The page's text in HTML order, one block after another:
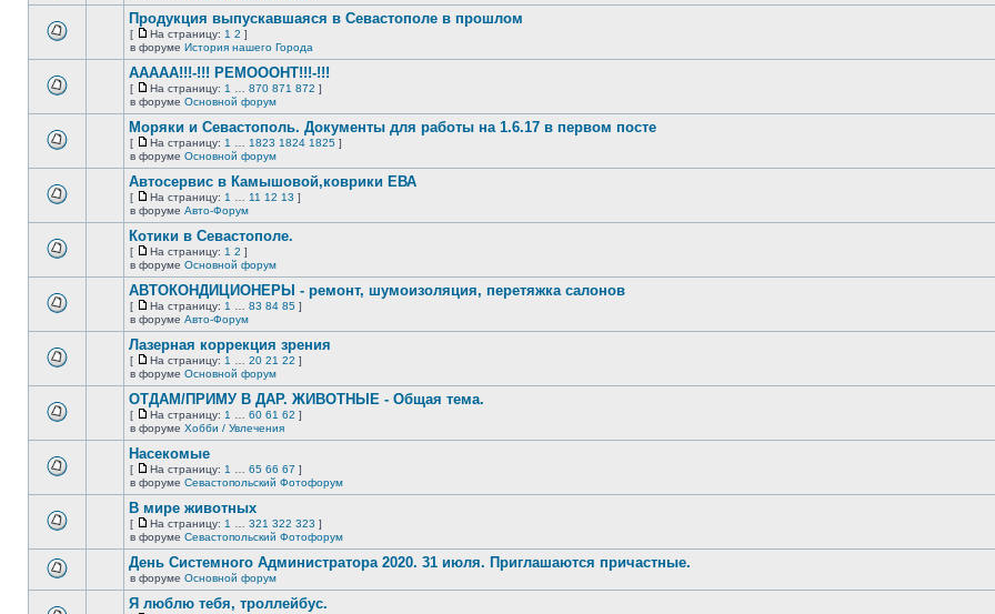
непрочитанных
сообщений.
непрочитанных
сообщений.
этой
непрочитанных
сообщений.
Продукция выпускавшаяся в Севастополе в прошлом
[
На
страницу
На страницу: 1 2 ]
в форуме История нашего Города
этой
непрочитанных
ААААА!!!-!!! РЕМОООНТ!!!-!!!
[
На
страницу
На страницу: 1 870 871 872 ]
в форуме Основной форум
этой
непрочитанных
сообщений.
Моряки и Севастополь. Документы для работы на 1.6.17 в первом посте
[
На
страницу
На страницу: 1 1823 1824 1825 ]
в форуме Основной форум
этой
непрочитанных
Автосервис в Камышовой,коврики ЕВА
[
На
страницу
На страницу: 1 11 12 13 ]
в форуме Авто-Форум
этой
непрочитанных
сообщений.
Котики в Севастополе.
[
На
страницу
На страницу: 1 2 ]
в форуме Основной форум
этой
непрочитанных
сообщений.
АВТОКОНДИЦИОНЕРЫ - ремонт, шумоизоляция, перетяжка салонов
[
На
страницу
На страницу: 1 83 84 85 ]
в форуме Авто-Форум
этой
непрочитанных
сообщений.
Лазерная коррекция зрения
[
На
страницу
На страницу: 1 20 21 22 ]
в форуме Основной форум
этой
непрочитанных
сообщений.
ОТДАМ/ПРИМУ В ДАР. ЖИВОТНЫЕ - Общая тема.
[
На
страницу
На страницу: 1 60 61 62 ]
в форуме Хобби / Увлечения
этой
непрочитанных
сообщений.
Насекомые
[
На
страницу
На страницу: 1 65 66 67 ]
в форуме Севастопольский Фотофорум
этой
непрочитанных
сообщений.
В мире животных
[
На
страницу
На страницу: 1 321 322 323 ]
в форуме Севастопольский Фотофорум
День Системного Администратора 2020. 31 июля. Приглашаются причастные.
в форуме Основной форум
Я люблю тебя, троллейбус.